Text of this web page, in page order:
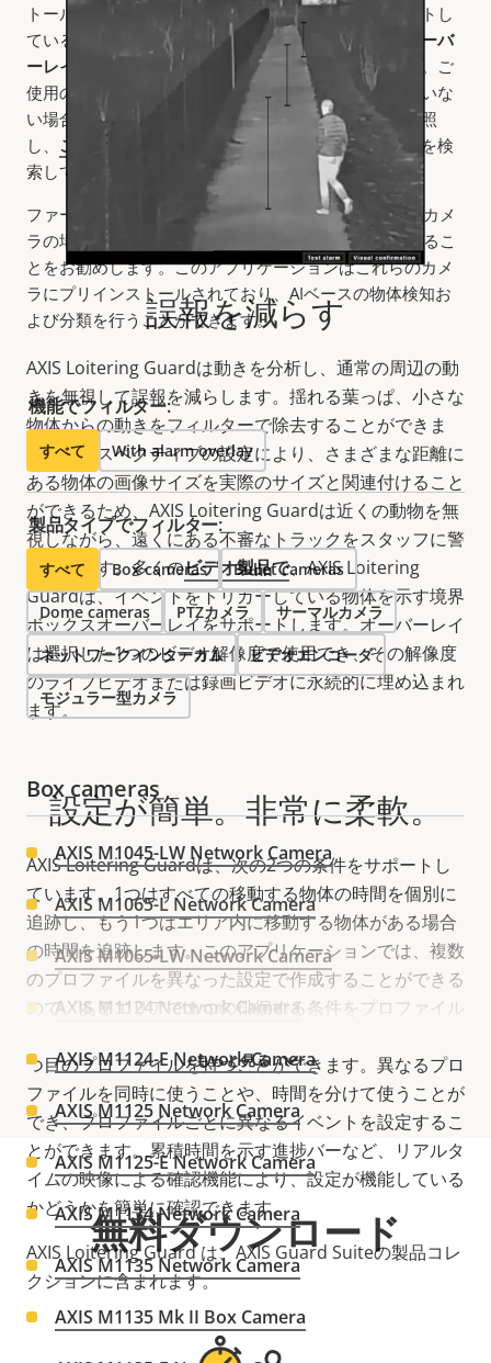
誤報を減らす
AXIS Loitering Guardは動きを分析し、通常の周辺の動
きを無視して誤報を減らします。揺れる葉っぱ、小さな
物体からの動きをフィルターで除去することができま
す。パースペクティブの設定により、さまざまな距離に
ある物体の画像サイズを実際のサイズと関連付けること
ができるため、AXIS Loitering Guardは近くの動物を無
視しながら、遠くにある不審なトラックをスタッフに警
告できます。多くのビデオ製品で、AXIS Loitering
Guardは、イベントをトリガーしている物体を示す境界
ボックスオーバーレイをサポートします。オーバーレイ
は選択した1つのビデオ解像度で使用でき、その解像度
のライブビデオまたは録画ビデオに永続的に埋め込まれ
ます。
設定が簡単。非常に柔軟。
AXIS Loitering Guardは、次の2つの条件をサポートし
ています。1つはすべての移動する物体の時間を個別に
追跡し、もう1つはエリア内に移動する物体がある場合
の時間を追跡します。このアプリケーションでは、複数
のプロファイルを異なった設定で作成することができる
ので、あるエリアで１つの徘徊する条件をプロファイル
つ目のプロファイルを持つことができます。異なるプロ
ファイルを同時に使うことや、時間を分けて使うことが
でき、プロファイルごとに異なるイベントを設定するこ
とができます。累積時間を示す進捗バーなど、リアルタ
イムの映像による確認機能により、設定が機能している
かどうかを簡単に確認できます。
AXIS Loitering Guard は、AXIS Guard Suiteの製品コレ
クションに含まれます。
トールできます。アラームオーバーレイ機能もサポートし
ているデバイスのリストを確認するには、 アラームオーバ
ーレイ付き
フィルターボタンをクリックしてください。 ご
使用のデバイスに最新のファームウェアが搭載されていな
い場合は、ファームウェアのアップグレード方法 を参照
し、 こちら でご使用のデバイスの最新ファームウェアを検
索してください。
ファームウェア10.2 (またはそれ以降) と互換性のあるカメ
ラの場合、
にアップグレードするこ
とをお勧めします。このアプリケーションはこれらのカメ
ラにプリインストールされており、AIベースの物体検知お
よび分類を行うことができます。
機能でフィルター:
すべて With alarm overlay
製品タイプでフィルター:
すべて Box cameras Bullet cameras
Dome cameras PTZカメラ サーマルカメラ
ネットワークインターカム ビデオエンコーダ
モジュラー型カメラ
もっと見る
Box cameras
AXIS M1045-LW Network Camera
AXIS M1065-L Network Camera
AXIS M1065-LW Network Camera
AXIS M1124 Network Camera
AXIS M1124-E Network Camera
AXIS M1125 Network Camera
AXIS M1125-E Network Camera
AXIS M1134 Network Camera
AXIS M1135 Network Camera
AXIS M1135 Mk II Box Camera
無料ダウンロード